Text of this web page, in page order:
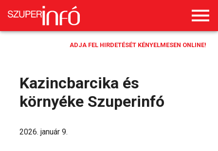
ADJA FEL HIRDETÉSÉT KÉNYELMESEN ONLINE!
Kazincbarcika és
környéke Szuperinfó
2026. január 9.